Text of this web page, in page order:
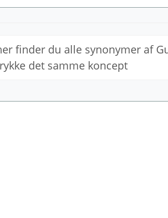
finder du alle synonymer af
det samme koncept